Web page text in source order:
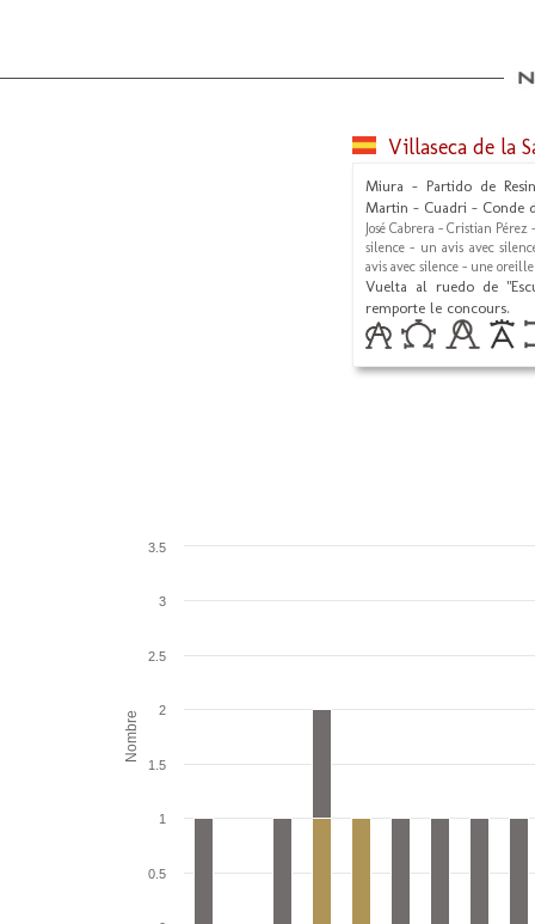
Villaseca de la
Miura - Partido de
Martin - Cuadri - Conde
José Cabrera - Cristian
silence - un avis avec
avis avec silence - une oreille
Vuelta al ruedo de
remporte le concours.
Nombre
0.5
1
1.5
2
2.5
3
3.5